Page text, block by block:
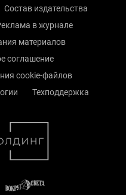
Состав издательства
в журнале
материалов
соглашение
cookie-файлов
Техподдержка